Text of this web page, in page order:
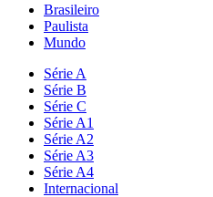
Brasileiro
Paulista
Mundo
Série A
Série B
Série C
Série A1
Série A2
Série A3
Série A4
Internacional